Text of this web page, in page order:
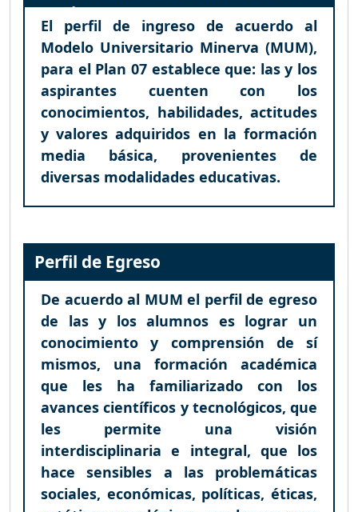
Previos
El perfil de ingreso de acuerdo al
Modelo Universitario Minerva (MUM),
para el Plan 07 establece que: las y los
aspirantes cuenten con los
conocimientos, habilidades, actitudes
y valores adquiridos en la formación
media básica, provenientes de
diversas modalidades educativas.
Perfil de Egreso
De acuerdo al MUM el perfil de egreso
de las y los alumnos es lograr un
conocimiento y comprensión de sí
mismos, una formación académica
que les ha familiarizado con los
avances científicos y tecnológicos, que
les permite una visión
interdisciplinaria e integral, que los
hace sensibles a las problemáticas
sociales, económicas, políticas, éticas,